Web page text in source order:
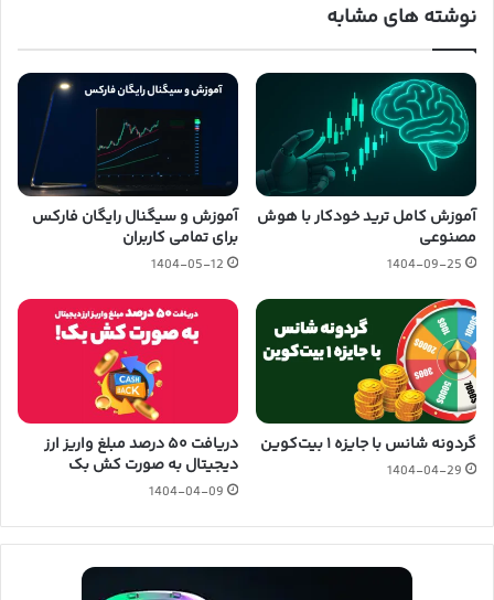
نوشته های مشابه
آموزش کامل ترید خودکار با هوش
مصنوعی
1404-09-25
آموزش و سیگنال رایگان فارکس
برای تمامی کاربران
1404-05-12
گردونه شانس با جایزه ۱ بیت‌کوین
1404-04-29
دریافت ۵۰ درصد مبلغ واریز ارز
دیجیتال به صورت کش بک
1404-04-09